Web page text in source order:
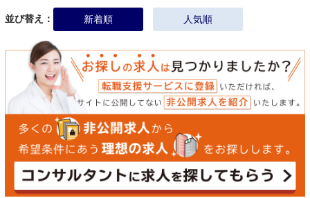
並び替え： 新着順 人気順